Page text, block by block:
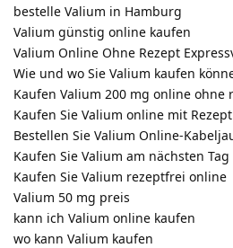
bestelle Valium in Hamburg
Valium günstig online kaufen
Valium Online Ohne Rezept
Wie und wo Sie Valium kaufen
Kaufen Valium 200 mg online ohne
Kaufen Sie Valium online mit Rezept
Bestellen Sie Valium Online-
Kaufen Sie Valium am nächsten
Kaufen Sie Valium rezeptfrei online
Valium 50 mg preis
kann ich Valium online kaufen
wo kann Valium kaufen